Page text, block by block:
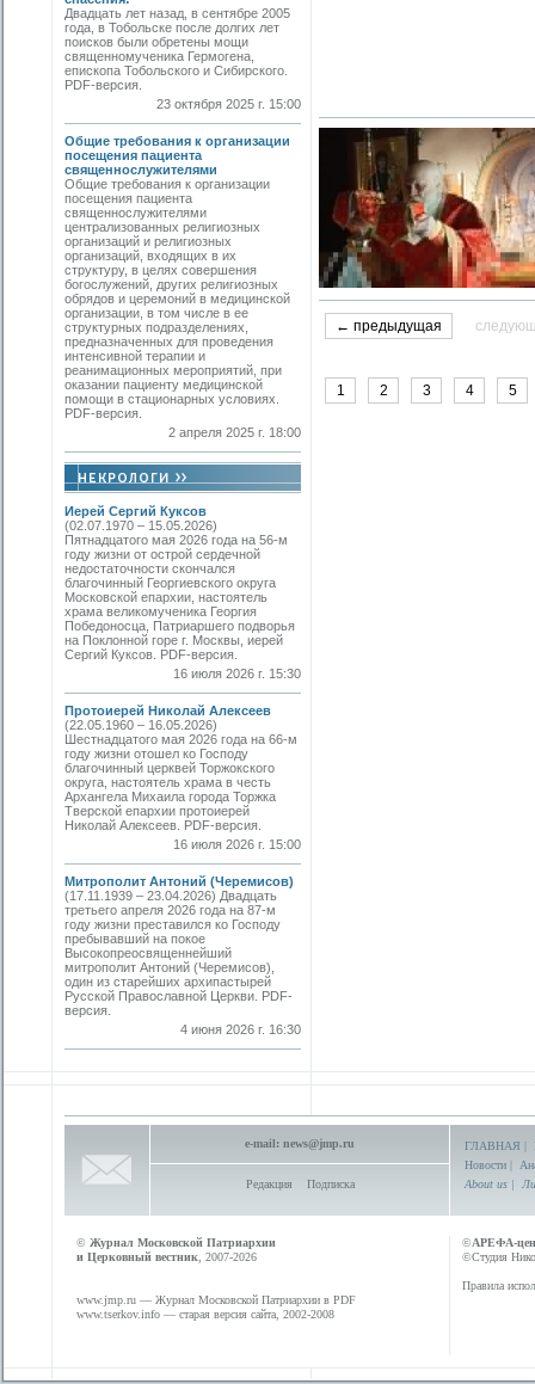
Двадцать лет назад, в сентябре 2005
года, в Тобольске после долгих лет
поисков были обретены мощи
священномученика Гермогена,
епископа Тобольского и Сибирского.
PDF-версия.
23 октября 2025 г. 15:00
Общие требования к организации
посещения пациента
священнослужителями
Общие требования к организации
посещения пациента
священнослужителями
централизованных религиозных
организаций и религиозных
организаций, входящих в их
структуру, в целях совершения
богослужений, других религиозных
обрядов и церемоний в медицинской
организации, в том числе в ее
структурных подразделениях,
предназначенных для проведения
интенсивной терапии и
реанимационных мероприятий, при
оказании пациенту медицинской
помощи в стационарных условиях.
PDF-версия.
2 апреля 2025 г. 18:00
Иерей Сергий Куксов
(02.07.1970 – 15.05.2026)
Пятнадцатого мая 2026 года на 56-м
году жизни от острой сердечной
недостаточности скончался
благочинный Георгиевского округа
Московской епархии, настоятель
храма великомученика Георгия
Победоносца, Патриаршего подворья
на Поклонной горе г. Москвы, иерей
Сергий Куксов. PDF-версия.
16 июля 2026 г. 15:30
Протоиерей Николай Алексеев
(22.05.1960 – 16.05.2026)
Шестнадцатого мая 2026 года на 66-м
году жизни отошел ко Господу
благочинный церквей Торжокского
округа, настоятель храма в честь
Архангела Михаила города Торжка
Тверской епархии протоиерей
Николай Алексеев. PDF-версия.
16 июля 2026 г. 15:00
Митрополит Антоний (Черемисов)
(17.11.1939 – 23.04.2026) Двадцать
третьего апреля 2026 года на 87-м
году жизни преставился ко Господу
пребывавший на покое
Высокопреосвященнейший
митрополит Антоний (Черемисов),
один из старейших архипастырей
Русской Православной Церкви. PDF-
версия.
4 июня 2026 г. 16:30
← предыдущая
1 2 3 4 5
e-mail: news@jmp.ru
Редакция Подписка
ГЛАВНАЯ |
Новости |
About us |
© Журнал Московской Патриархии
и Церковный вестник , 2007-2026
www.jmp.ru — Журнал Московской Патриархии в PDF
www.tserkov.info — старая версия сайта, 2002-2008
©АРЕФА-
©Студия
Правила